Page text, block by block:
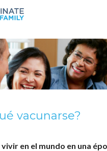
vacunarse?
en el mundo en una